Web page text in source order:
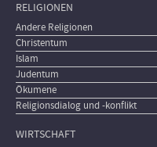
RELIGIONEN
Andere Religionen
Christentum
Islam
Judentum
Ökumene
Religionsdialog und -konflikt
WIRTSCHAFT